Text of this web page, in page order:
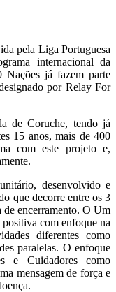
pela Liga Portuguesa
internacional da
já fazem parte
por Relay For
de Coruche, tendo já
15 anos, mais de 400
com este projeto e,
desenvolvido e
que decorre entre os 3
de encerramento. O Um
com enfoque na
diferentes como
paralelas. O enfoque
e Cuidadores como
mensagem de força e